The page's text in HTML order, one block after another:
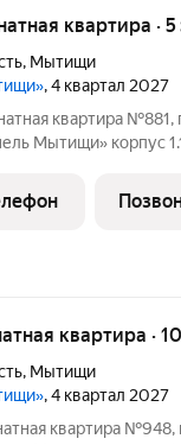
квартира ·
, Мытищи
, 4 квартал 2027
квартира
корпус 1.1.
реализуется
квартира ·
, Мытищи
, 4 квартал 2027
квартира